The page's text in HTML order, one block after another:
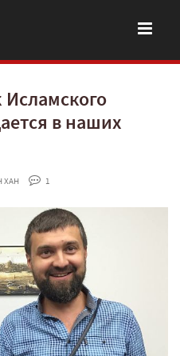
в наших
ХАН 1